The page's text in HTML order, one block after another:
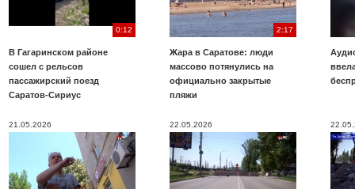
0:12
В Гагаринском районе
сошел с рельсов
пассажирский поезд
Саратов-Сириус
2:17
Жара в Саратове: люди
массово потянулись на
официально закрытые
пляжи
21.05.2026 22.05.2026